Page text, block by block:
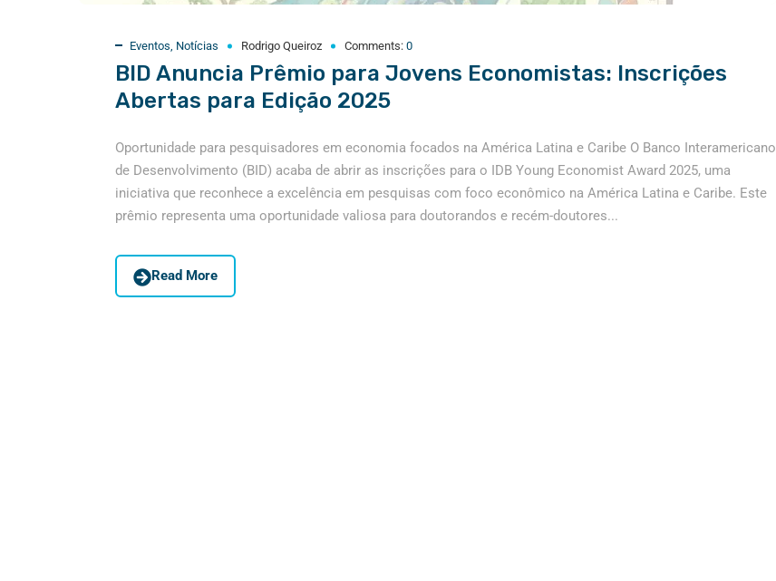
Eventos, Notícias Rodrigo Queiroz Comments: 0
BID Anuncia Prêmio para Jovens Economistas: Inscrições
Abertas para Edição 2025
Oportunidade para pesquisadores em economia focados na América Latina e Caribe O Banco Interamericano
de Desenvolvimento (BID) acaba de abrir as inscrições para o IDB Young Economist Award 2025, uma
iniciativa que reconhece a excelência em pesquisas com foco econômico na América Latina e Caribe. Este
prêmio representa uma oportunidade valiosa para doutorandos e recém-doutores...
Read More